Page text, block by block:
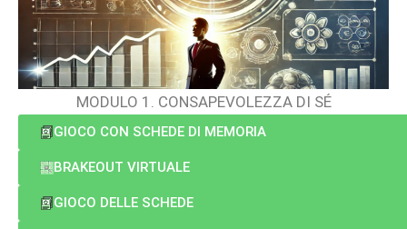
MODULO 1. CONSAPEVOLEZZA DI SÉ
GIOCO CON SCHEDE DI MEMORIA
BRAKEOUT VIRTUALE
GIOCO DELLE SCHEDE